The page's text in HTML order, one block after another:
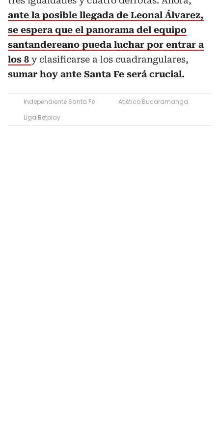
ante la posible llegada de Leonal Álvarez,
se espera que el panorama del equipo
santandereano pueda luchar por entrar a
los 8 y clasificarse a los cuadrangulares,
sumar hoy ante Santa Fe será crucial.
Independiente Santa Fe
Atlético Bucaramanga
Liga Betplay